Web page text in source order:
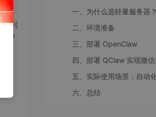
到
一、为什么选轻量服务器？
二、环境准备
三、部署 OpenClaw
六、总结